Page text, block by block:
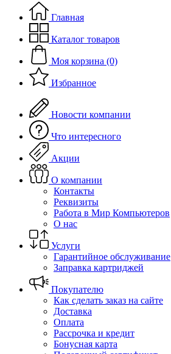
Главная
Каталог товаров
Моя корзина (0)
Избранное
Новости компании
Что интересного
Акции
О компании
Контакты
Реквизиты
Работа в Мир Компьютеров
О нас
Услуги
Гарантийное обслуживание
Заправка картриджей
Покупателю
Как сделать заказ на сайте
Доставка
Оплата
Рассрочка и кредит
Бонусная карта